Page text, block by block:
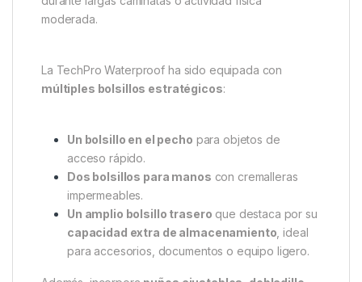
moderada.
La TechPro Waterproof ha sido equipada con
múltiples bolsillos estratégicos:
Un bolsillo en el pecho para objetos de
acceso rápido.
Dos bolsillos para manos con cremalleras
impermeables.
Un amplio bolsillo trasero que destaca por su
capacidad extra de almacenamiento , ideal
para accesorios, documentos o equipo ligero.